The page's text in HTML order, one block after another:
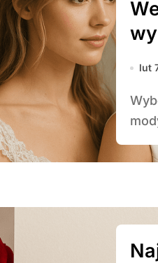
lut
Wybór dodatku do ślubnej fryzury to nie tylko kwestia